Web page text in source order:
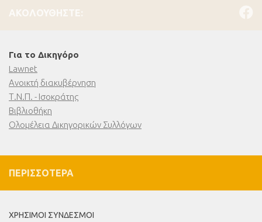
ΑΚΟΛΟΥΘΉΣΤΕ:
Για το Δικηγόρο
Lawnet
Ανοικτή διακυβέρνηση
Τ.Ν.Π. - Ισοκράτης
Βιβλιοθήκη
Ολομέλεια Δικηγορικών Συλλόγων
ΠΕΡΙΣΣΌΤΕΡΑ
ΧΡΉΣΙΜΟΙ ΣΎΝΔΕΣΜΟΙ